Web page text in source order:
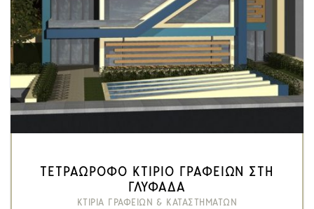
ΤΕΤΡΑΩΡΟΦΟ ΚΤΙΡΙΟ ΓΡΑΦΕΙΩΝ ΣΤΗ
ΓΛΥΦΑΔΑ
ΚΤΙΡΙΑ ΓΡΑΦΕΙΩΝ & ΚΑΤΑΣΤΗΜΑΤΩΝ